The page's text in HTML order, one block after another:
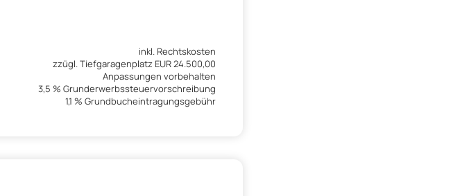
inkl. Rechtskosten
zzügl. Tiefgaragenplatz EUR 24.500,00
Anpassungen vorbehalten
3,5 % Grunderwerbssteuervorschreibung
1,1 % Grundbucheintragungsgebühr